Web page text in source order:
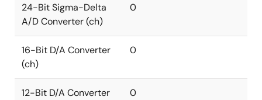
24-Bit Sigma-Delta
A/D Converter (ch)
0
16-Bit D/A Converter
(ch)
0
12-Bit D/A Converter
0